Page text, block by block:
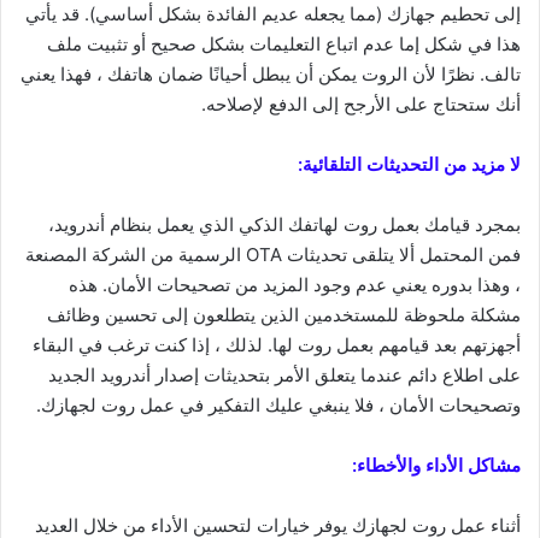
إلى تحطيم جهازك (مما يجعله عديم الفائدة بشكل أساسي). قد يأتي
هذا في شكل إما عدم اتباع التعليمات بشكل صحيح أو تثبيت ملف
تالف. نظرًا لأن الروت يمكن أن يبطل أحيانًا ضمان هاتفك ، فهذا يعني
أنك ستحتاج على الأرجح إلى الدفع لإصلاحه.
لا مزيد من التحديثات التلقائية:
بمجرد قيامك بعمل روت لهاتفك الذكي الذي يعمل بنظام أندرويد،
فمن المحتمل ألا يتلقى تحديثات OTA الرسمية من الشركة المصنعة
، وهذا بدوره يعني عدم وجود المزيد من تصحيحات الأمان. هذه
مشكلة ملحوظة للمستخدمين الذين يتطلعون إلى تحسين وظائف
أجهزتهم بعد قيامهم بعمل روت لها. لذلك ، إذا كنت ترغب في البقاء
على اطلاع دائم عندما يتعلق الأمر بتحديثات إصدار أندرويد الجديد
وتصحيحات الأمان ، فلا ينبغي عليك التفكير في عمل روت لجهازك.
مشاكل الأداء والأخطاء:
أثناء عمل روت لجهازك يوفر خيارات لتحسين الأداء من خلال العديد